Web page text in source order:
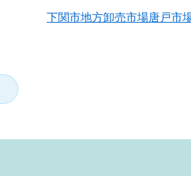
下関市地方卸売市場唐戸市